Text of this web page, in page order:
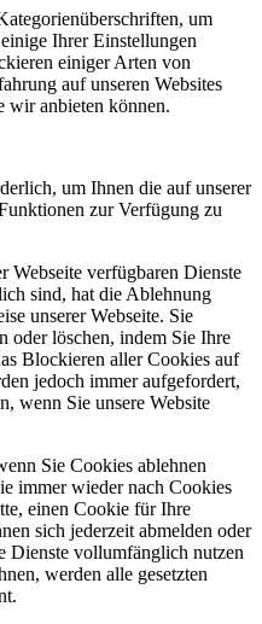
um
Ihrer Einstellungen
einiger Arten von
auf unseren Websites
wir anbieten können.
um Ihnen die auf unserer
zur Verfügung zu
Webseite verfügbaren Dienste
sind, hat die Ablehnung
unserer Webseite. Sie
oder löschen, indem Sie Ihre
Blockieren aller Cookies auf
jedoch immer aufgefordert,
wenn Sie unsere Website
Sie Cookies ablehnen
immer wieder nach Cookies
einen Cookie für Ihre
sich jederzeit abmelden oder
Dienste vollumfänglich nutzen
werden alle gesetzten